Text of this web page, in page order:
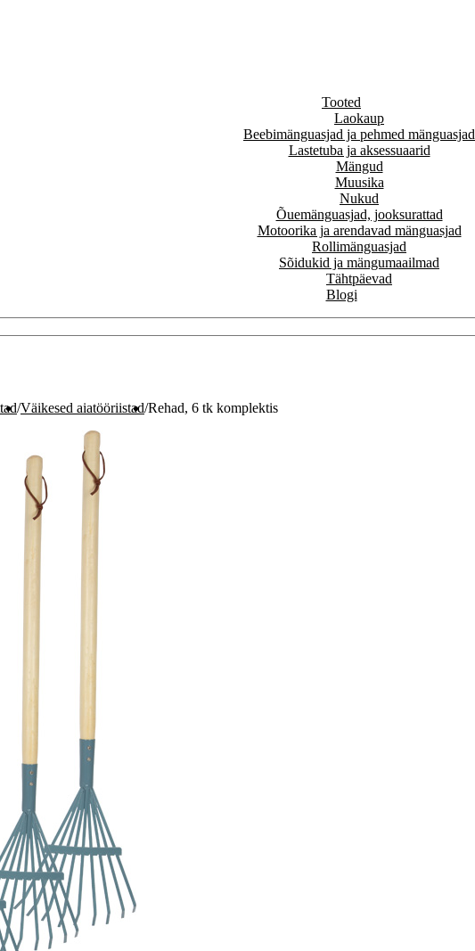
Tooted
Laokaup
Beebimänguasjad ja pehmed mänguasjad
Lastetuba ja aksessuaarid
Mängud
Muusika
Nukud
Õuemänguasjad, jooksurattad
Motoorika ja arendavad mänguasjad
Rollimänguasjad
Sõidukid ja mängumaailmad
Tähtpäevad
Blogi
/Väikesed aiatööriistad/Rehad, 6 tk komplektis